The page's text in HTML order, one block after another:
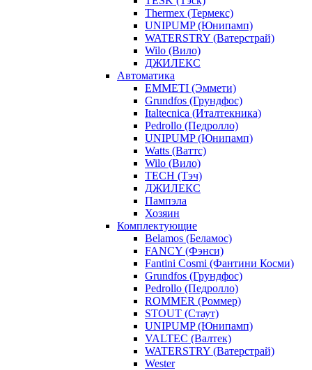
Thermex (Термекс)
UNIPUMP (Юнипамп)
WATERSTRY (Ватерстрай)
Wilo (Вило)
ДЖИЛЕКС
Автоматика
EMMETI (Эммети)
Grundfos (Грундфос)
Italtecnica (Италтекника)
Pedrollo (Педролло)
UNIPUMP (Юнипамп)
Watts (Ваттс)
Wilo (Вило)
TECH (Тэч)
ДЖИЛЕКС
Пампэла
Хозяин
Комплектующие
Belamos (Беламос)
FANCY (Фэнси)
Fantini Cosmi (Фантини Косми)
Grundfos (Грундфос)
Pedrollo (Педролло)
ROMMER (Роммер)
STOUT (Стаут)
UNIPUMP (Юнипамп)
VALTEC (Валтек)
WATERSTRY (Ватерстрай)
Wester